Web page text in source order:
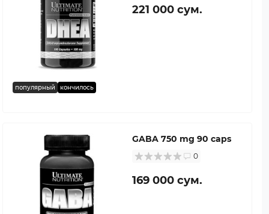
популярный кончилось
221 000 сум.
GABA 750 mg 90 caps
0
169 000 сум.